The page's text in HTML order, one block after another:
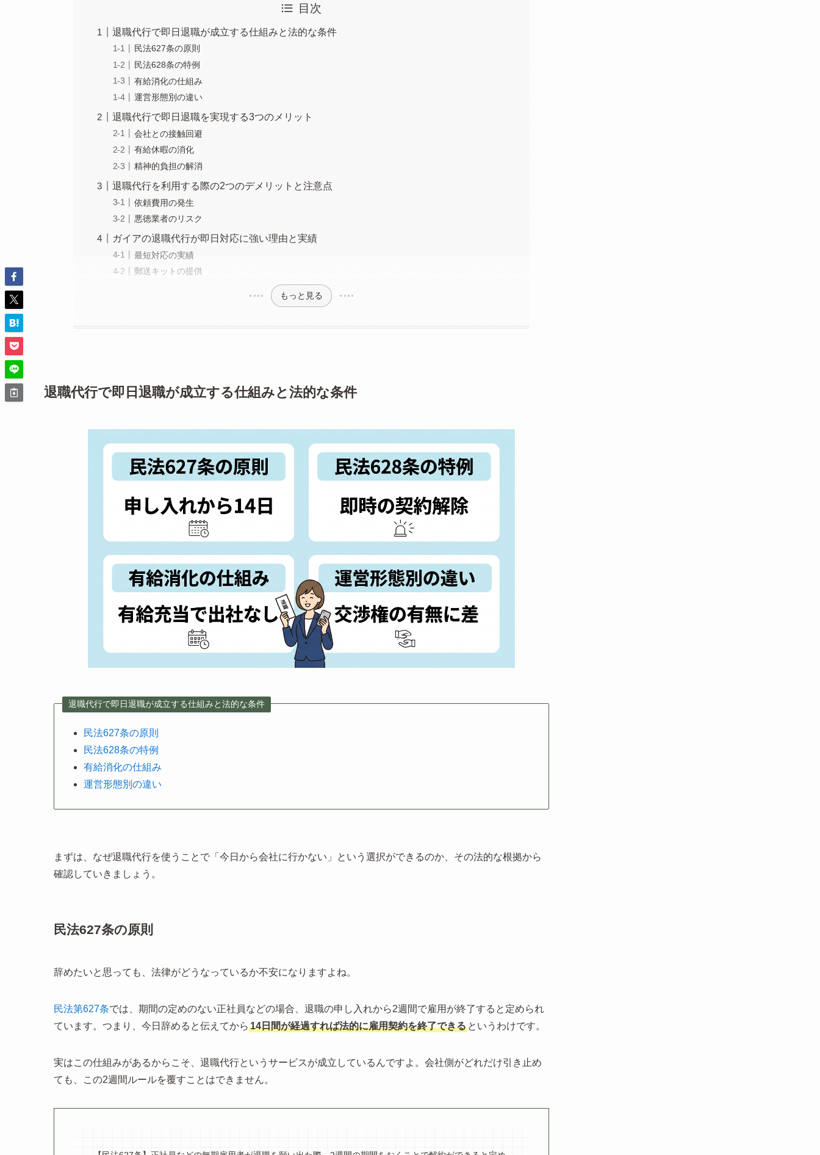
目次
退職代行で即日退職が成立する仕組みと法的な条件
民法627条の原則
民法628条の特例
有給消化の仕組み
運営形態別の違い
退職代行で即日退職を実現する3つのメリット
会社との接触回避
有給休暇の消化
精神的負担の解消
退職代行を利用する際の2つのデメリットと注意点
依頼費用の発生
悪徳業者のリスク
ガイアの退職代行が即日対応に強い理由と実績
最短対応の実績
郵送キットの提供
もっと見る
退職代行で即日退職が成立する仕組みと法的な条件
退職代行で即日退職が成立する仕組みと法的な条件
民法627条の原則
民法628条の特例
有給消化の仕組み
運営形態別の違い
まずは、なぜ退職代行を使うことで「今日から会社に行かない」という選択ができるのか、その法的な根拠から
確認していきましょう。
民法627条の原則
辞めたいと思っても、法律がどうなっているか不安になりますよね。
民法第627条では、期間の定めのない正社員などの場合、退職の申し入れから2週間で雇用が終了すると定められ
ています。つまり、今日辞めると伝えてから 14日間が経過すれば法的に雇用契約を終了できる というわけです。
実はこの仕組みがあるからこそ、退職代行というサービスが成立しているんですよ。会社側がどれだけ引き止め
ても、この2週間ルールを覆すことはできません。